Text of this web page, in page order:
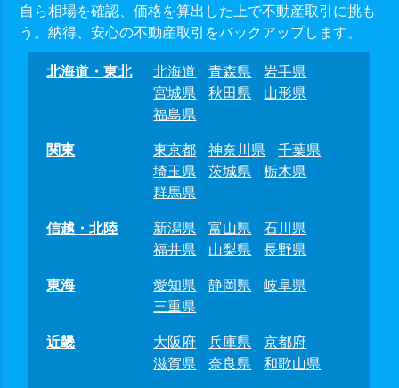
自ら相場を確認、価格を算出した上で不動産取引に挑も
う。納得、安心の不動産取引をバックアップします。
北海道・東北 北海道 青森県
岩手県
宮城県
秋田県
山形県
福島県
関東
東京都 神奈川県
千葉県
埼玉県
茨城県
栃木県
群馬県
信越・北陸
新潟県 富山県
石川県
福井県
山梨県
長野県
東海
愛知県 静岡県
岐阜県
三重県
近畿
大阪府 兵庫県
京都府
滋賀県
奈良県 和歌山県